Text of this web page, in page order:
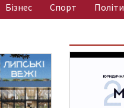
Бізнес Спорт